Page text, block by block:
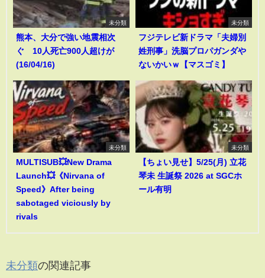
未分類
熊本、大分で強い地震相次
ぐ 10人死亡900人超けが
(16/04/16)
未分類
フジテレビ新ドラマ「夫婦別
姓刑事」洗脳プロパガンダや
ないかいｗ【マスゴミ】
未分類
MULTISUB💥New Drama
Launch💥《Nirvana of
Speed》After being
sabotaged viciously by
rivals
未分類
【ちょい見せ】5/25(月) 立花
琴未 生誕祭 2026 at SGCホ
ール有明
未分類の関連記事